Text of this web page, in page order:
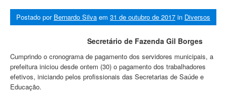
Postado por Bernardo Silva em 31 de outubro de 2017 in Diversos
Secretário de Fazenda Gil Borges
Cumprindo o cronograma de pagamento dos servidores municipais, a
prefeitura iniciou desde ontem (30) o pagamento dos trabalhadores
efetivos, iniciando pelos profissionais das Secretarias de Saúde e
Educação.